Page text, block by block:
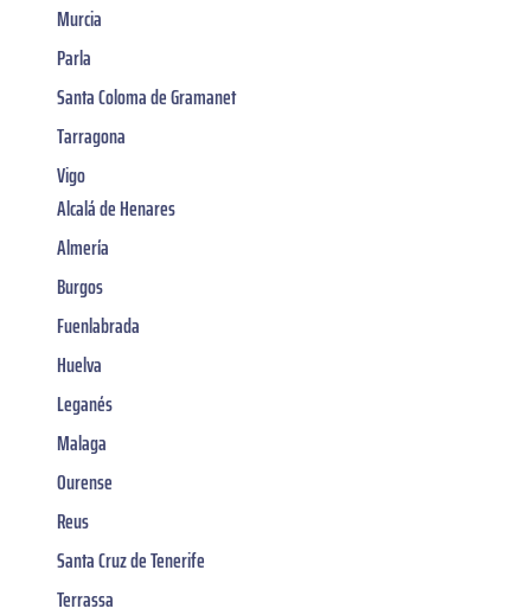
Murcia
Parla
Santa Coloma de Gramanet
Tarragona
Vigo
Alcalá de Henares
Almería
Burgos
Fuenlabrada
Huelva
Leganés
Malaga
Ourense
Reus
Santa Cruz de Tenerife
Terrassa